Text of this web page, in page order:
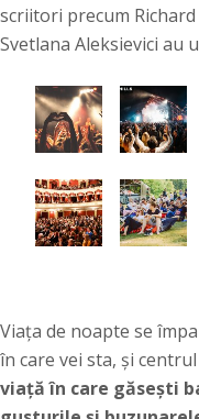
scriitori precum
Svetlana Aleksievici au
Viața de noapte se
în care vei sta, și
viață în care găsești